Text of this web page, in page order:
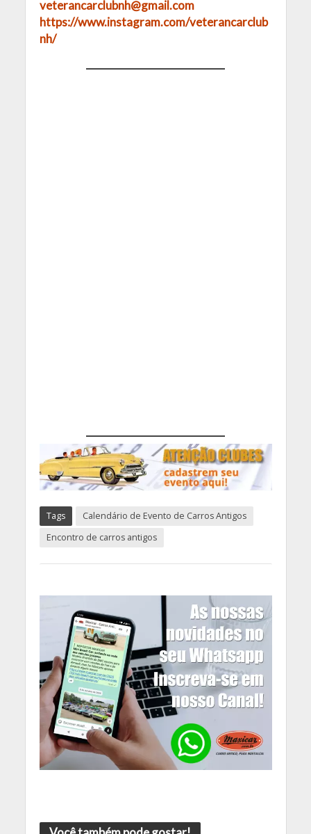
veterancarclubnh@gmail.com
https://www.instagram.com/veterancarclub
nh/
Tags
Calendário de Evento de Carros Antigos
Encontro de carros antigos